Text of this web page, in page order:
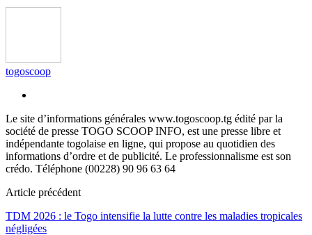
togoscoop
Le site d’informations générales www.togoscoop.tg édité par la
société de presse TOGO SCOOP INFO, est une presse libre et
indépendante togolaise en ligne, qui propose au quotidien des
informations d’ordre et de publicité. Le professionnalisme est son
crédo. Téléphone (00228) 90 96 63 64
Article précédent
TDM 2026 : le Togo intensifie la lutte contre les maladies tropicales
négligées